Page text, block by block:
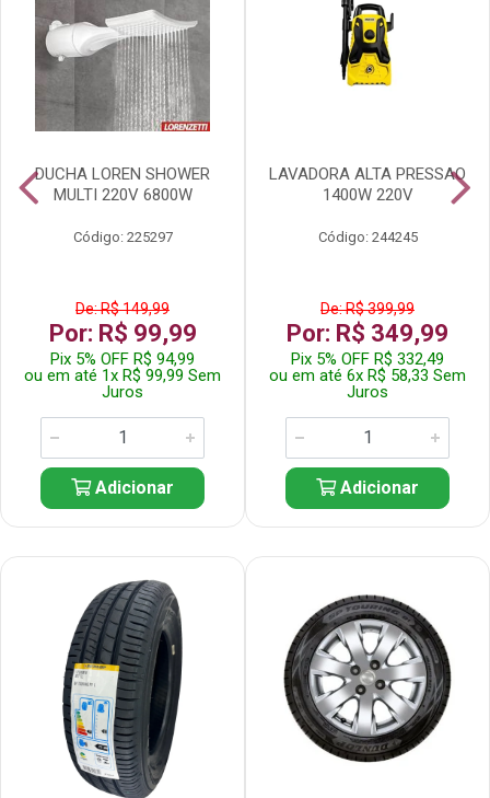
DUCHA LOREN SHOWER
MULTI 220V 6800W
Código: 225297
De: R$ 149,99
Por: R$ 99,99
Pix 5% OFF R$ 94,99
ou em até 1x R$ 99,99 Sem
Juros
Adicionar
LAVADORA ALTA PRESSAO
1400W 220V
Código: 244245
De: R$ 399,99
Por: R$ 349,99
Pix 5% OFF R$ 332,49
ou em até 6x R$ 58,33 Sem
Juros
Adicionar